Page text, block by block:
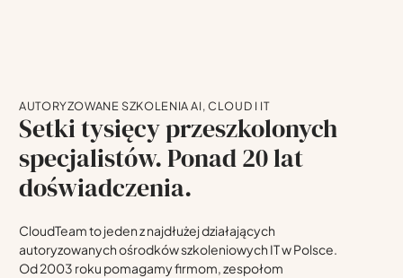
AUTORYZOWANE SZKOLENIA AI, CLOUD I IT
Setki tysięcy przeszkolonych
specjalistów. Ponad 20 lat
doświadczenia.
CloudTeam to jeden z najdłużej działających
autoryzowanych ośrodków szkoleniowych IT w Polsce.
Od 2003 roku pomagamy firmom, zespołom